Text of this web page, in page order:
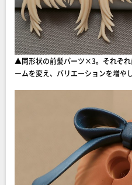
▲同形状の前髪パーツ×3。それぞれ
ームを変え、バリエーションを増や